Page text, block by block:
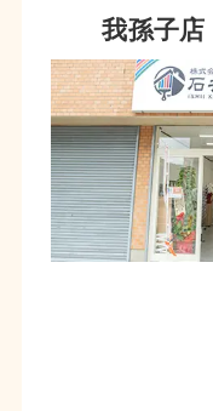
我孫子店